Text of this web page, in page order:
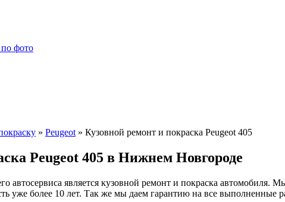
фото
» Peugeot » Кузовной ремонт и покраска Peugeot 405
Peugeot 405 в Нижнем Новгороде
автосервиса является кузовной ремонт и покраска
уже более 10 лет. Так же мы даем гарантию на все выполненные